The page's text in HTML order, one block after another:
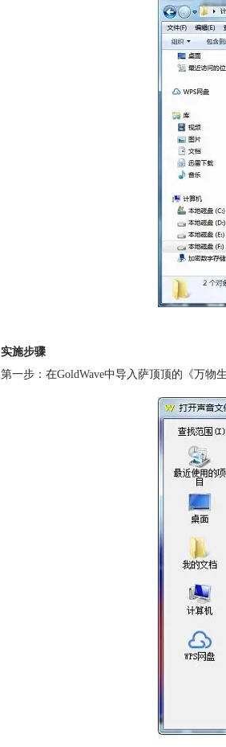
实施步骤
第一步：在GoldWave中导入萨顶顶的《万物